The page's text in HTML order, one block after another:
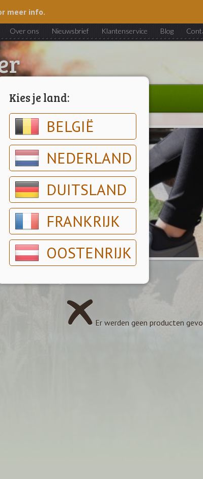
Kies je land:
BELGIË
NEDERLAND
DUITSLAND
FRANKRIJK
OOSTENRIJK
meer info.
Over ons Nieuwsbrief Klantenservice Blog
& gebak
deze categorie
Er werden geen producten